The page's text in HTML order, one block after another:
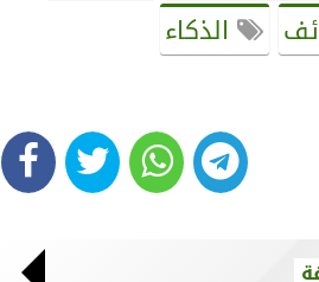
الذكاء